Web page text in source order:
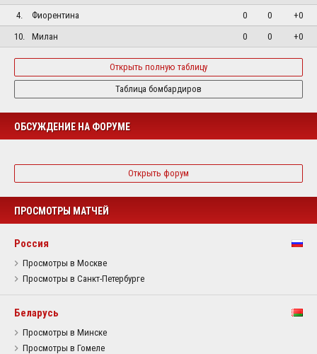
4.
Фиорентина 0 0
+0
10.
Милан 0 0 +0
Открыть полную таблицу
Таблица бомбардиров
ОБСУЖДЕНИЕ НА ФОРУМЕ
Открыть форум
ПРОСМОТРЫ МАТЧЕЙ
Россия
Просмотры в Москве
Просмотры в Санкт-Петербурге
Беларусь
Просмотры в Минске
Просмотры в Гомеле